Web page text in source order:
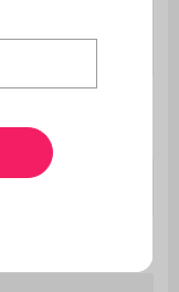
x A 29,5 cm (x2)
x A8,9cm (x1)